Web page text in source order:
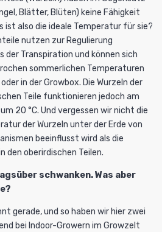
Blätter, Blüten) keine Fähigkeit
ist also die ideale Temperatur für sie?
nutzen zur Regulierung
der Transpiration und können sich
sommerlichen Temperaturen
in derGrowbox. Die Wurzeln der
Teile funktionieren jedoch am
20 °C. Und vergessen wir nicht die
der Wurzeln unter der Erde von
beeinflusst wird als die
den oberirdischen Teilen.
schwanken. Was aber
gerade, und so haben wir hier zwei
bei Indoor-Growern im Growzelt